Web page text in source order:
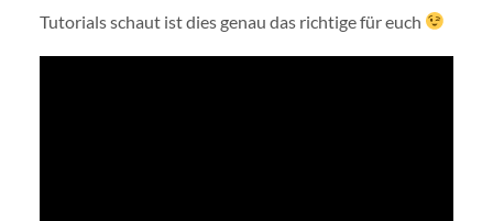
Tutorials schaut ist dies genau das richtige für euch